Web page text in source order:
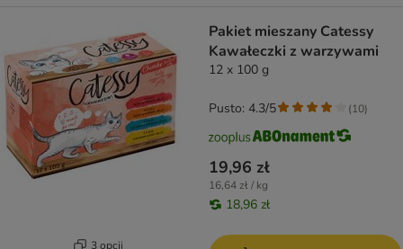
3 opcji
Pakiet mieszany Catessy
Kawałeczki z warzywami
12 x 100 g
19,96 zł
16,64 zł / kg
18,96 zł
Pusto: 4.3/5 (10)